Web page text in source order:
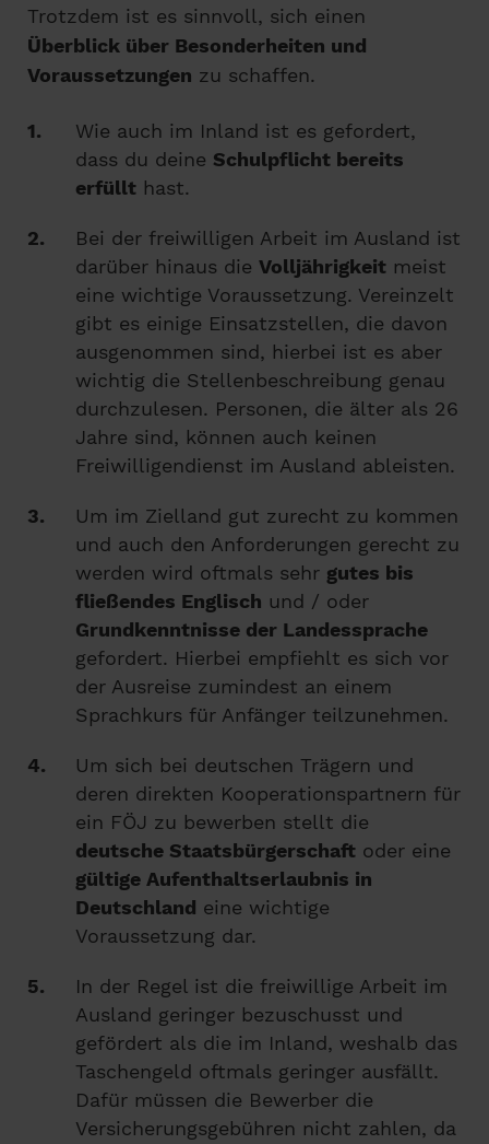
Trotzdem ist es sinnvoll, sich einen
Überblick über Besonderheiten und
Voraussetzungen zu schaffen.
Wie auch im Inland ist es gefordert,
dass du deine Schulpflicht bereits
erfüllt hast.
Bei der freiwilligen Arbeit im Ausland ist
darüber hinaus die Volljährigkeit meist
eine wichtige Voraussetzung. Vereinzelt
gibt es einige Einsatzstellen, die davon
ausgenommen sind, hierbei ist es aber
wichtig die Stellenbeschreibung genau
durchzulesen. Personen, die älter als 26
Jahre sind, können auch keinen
Freiwilligendienst im Ausland ableisten.
Um im Zielland gut zurecht zu kommen
und auch den Anforderungen gerecht zu
werden wird oftmals sehr gutes bis
fließendes Englisch und / oder
Grundkenntnisse der Landessprache
gefordert. Hierbei empfiehlt es sich vor
der Ausreise zumindest an einem
Sprachkurs für Anfänger teilzunehmen.
Um sich bei deutschen Trägern und
deren direkten Kooperationspartnern für
ein FÖJ zu bewerben stellt die
deutsche Staatsbürgerschaft oder eine
gültige Aufenthaltserlaubnis in
Deutschland eine wichtige
Voraussetzung dar.
In der Regel ist die freiwillige Arbeit im
Ausland geringer bezuschusst und
gefördert als die im Inland, weshalb das
Taschengeld oftmals geringer ausfällt.
Dafür müssen die Bewerber die
Versicherungsgebühren nicht zahlen, da